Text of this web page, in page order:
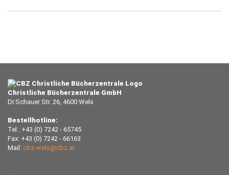
Christliche Bücherzentrale GmbH
Dr.Schauer Str. 26, 4600 Wels
Bestellhotline:
Tel.: +43 (0) 7242 - 65745
Fax: +43 (0) 7242 - 66163
Mail: cbz-wels@cbz.at